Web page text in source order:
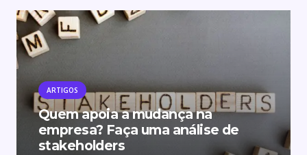
ARTIGOS
Quem apoia a mudança na
empresa? Faça uma análise de
stakeholders